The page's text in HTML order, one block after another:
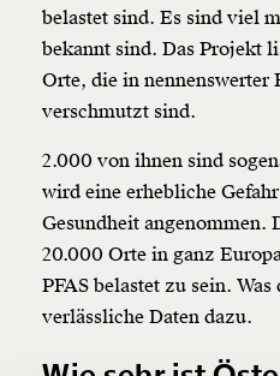
beginnt
unsere Wirtschaft so
funktioniert. Unsere
Netz. Unabhängig und
so bleiben. Kämpf’ mit uns
unterstütze uns mit
Du überweist lieber direkt?
Kontoinhaber: Momentum
belastet sind. Es sind viel
bekannt sind. Das Projekt
Orte, die in nennenswerter
verschmutzt sind.
2.000 von ihnen sind
wird eine erhebliche
Gesundheit angenommen.
20.000 Orte in ganz
PFAS belastet zu sein.
verlässliche Daten dazu.